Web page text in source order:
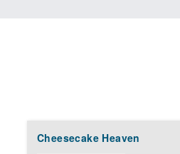
Nutze die Chance, dein
deine Karriere und werde
Cheesecake Heaven